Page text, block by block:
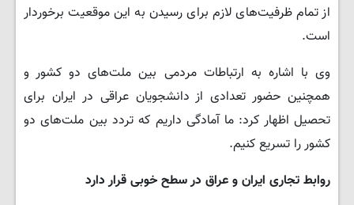
از تمام ظرفیت‌های لازم برای رسیدن به این موقعیت برخوردار
است.
وی با اشاره به ارتباطات مردمی بین ملت‌های دو کشور و
همچنین حضور تعدادی از دانشجویان عراقی در ایران برای
تحصیل اظهار کرد: ما آمادگی داریم که تردد بین ملت‌های دو
کشور را تسریع کنیم.
روابط تجاری ایران و عراق در سطح خوبی قرار دارد